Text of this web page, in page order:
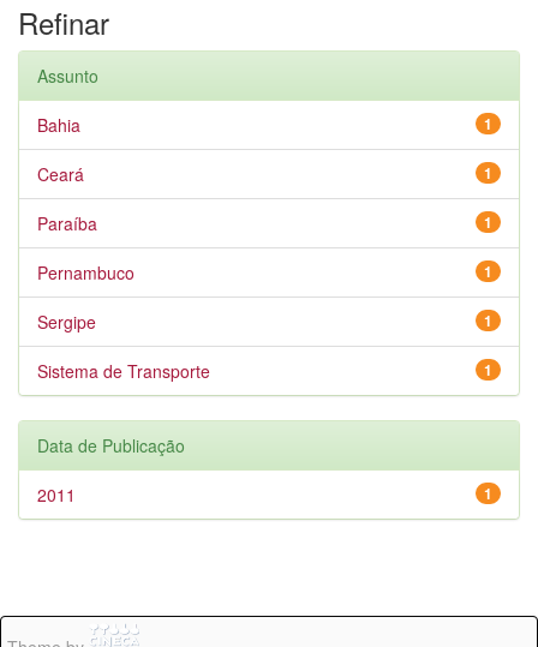
Refinar
Assunto
1
Bahia
1
Ceará
1
Paraíba
1
Pernambuco
1
Sergipe
1
Sistema de Transporte
Data de Publicação
1
2011